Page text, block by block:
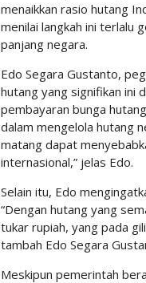
menaikkan rasio hutang
menilai langkah ini terlalu
panjang negara.
Edo Segara Gustanto,
hutang yang signifikan ini
pembayaran bunga
dalam mengelola hutang
matang dapat
internasional,” jelas Edo.
Selain itu, Edo
“Dengan hutang yang
tukar rupiah, yang pada
tambah Edo Segara
Meskipun pemerintah